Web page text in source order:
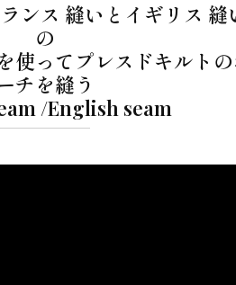
ンス 縫いとイギリス 縫
の
使ってプレスドキルト
チを縫う
/English seam